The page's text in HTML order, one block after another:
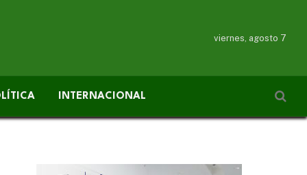
viernes, agosto 7
INTERNACIONAL